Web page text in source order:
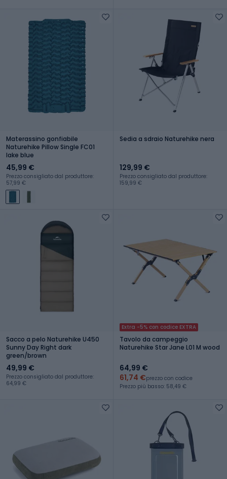
Materassino gonfiabile
Naturehike Pillow Single FC01
lake blue
45,99 €
Prezzo consigliato dal produttore:
57,99 €
Sedia a sdraio Naturehike nera
129,99 €
Prezzo consigliato dal produttore:
159,99 €
Sacco a pelo Naturehike U450
Sunny Day Right dark
green/brown
49,99 €
Prezzo consigliato dal produttore:
64,99 €
Extra -5% con codice EXTRA
Tavolo da campeggio
Naturehike Star Jane L01 M wood
64,99 €
61,74 €prezzo con codice
Prezzo più basso: 58,49 €